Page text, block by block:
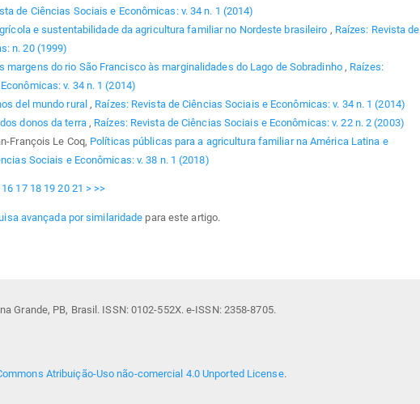
de Ciências Sociais e Econômicas: v. 34 n. 1 (2014)
e sustentabilidade da agricultura familiar no Nordeste brasileiro , Raízes: Revista de
n. 20 (1999)
margens do rio São Francisco às marginalidades do Lago de Sobradinho , Raízes:
v. 34 n. 1 (2014)
del mundo rural, Raízes: Revista de Ciências Sociais e Econômicas: v. 34 n. 1 (2014)
donos da terra , Raízes: Revista de Ciências Sociais e Econômicas: v. 22 n. 2 (2003)
François Le Coq, Políticas públicas para a agricultura familiar na América Latina e
Sociais e Econômicas: v. 38 n. 1 (2018)
16 17 18 19 20 21 > >>
avançada por similaridade para este artigo.
Grande, PB, Brasil. ISSN: 0102-552X. e-ISSN: 2358-8705.
Atribuição-Uso não-comercial 4.0 Unported License.